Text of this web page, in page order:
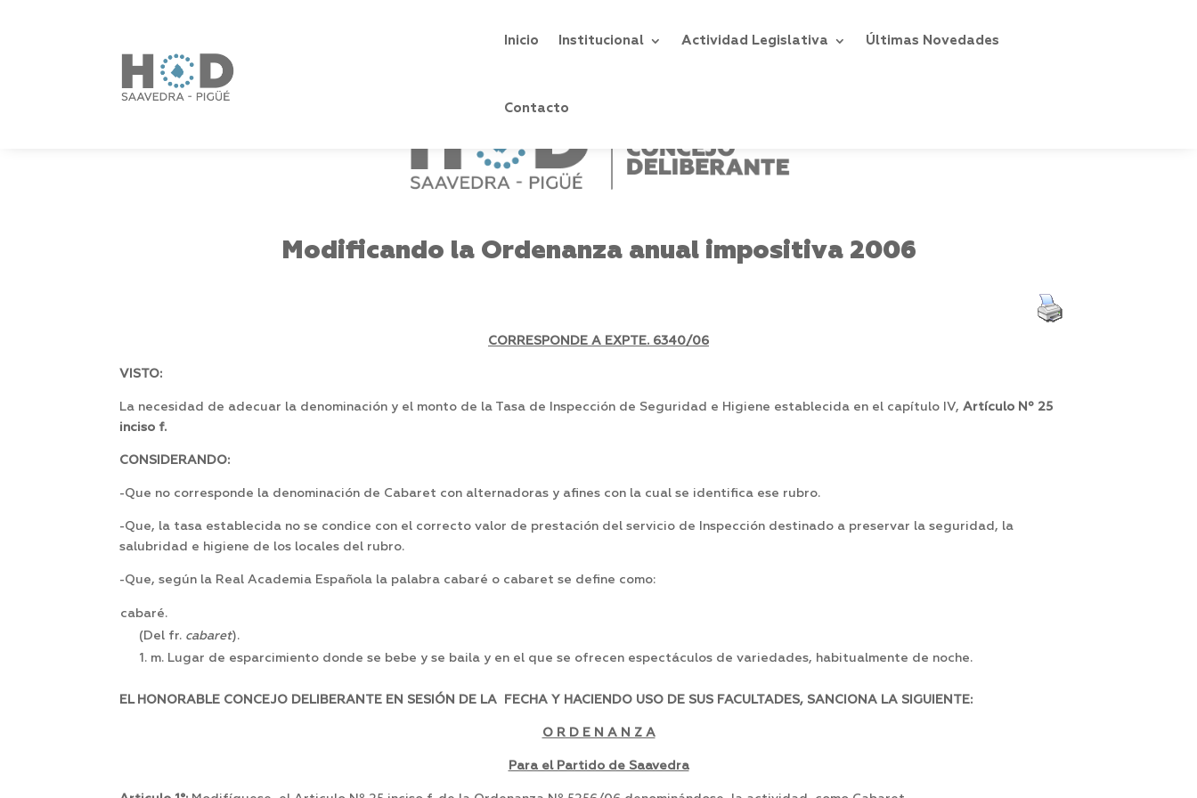
Inicio Institucional Actividad Legislativa Últimas Novedades
Contacto
Modificando la Ordenanza anual impositiva 2006
CORRESPONDE A EXPTE. 6340/06
VISTO:
La necesidad de adecuar la denominación y el monto de la Tasa de Inspección de Seguridad e Higiene establecida en el capítulo IV,Artículo Nº 25
inciso f.
CONSIDERANDO:
-Que no corresponde la denominación de Cabaret con alternadoras y afines con la cual se identifica ese rubro.
-Que, la tasa establecida no se condice con el correcto valor de prestación del servicio de Inspección destinado a preservar la seguridad, la
salubridad e higiene de los locales del rubro.
-Que, según la Real Academia Española la palabra cabaré o cabaret se define como:
cabaré.
(Del fr. cabaret).
1. m. Lugar de esparcimiento donde se bebe y se baila y en el que se ofrecen espectáculos de variedades, habitualmente de noche.
EL HONORABLE CONCEJO DELIBERANTE EN SESIÓN DE LA FECHA Y HACIENDO USO DE SUS FACULTADES, SANCIONA LA SIGUIENTE:
O R D E N A N Z A
Para el Partido de Saavedra